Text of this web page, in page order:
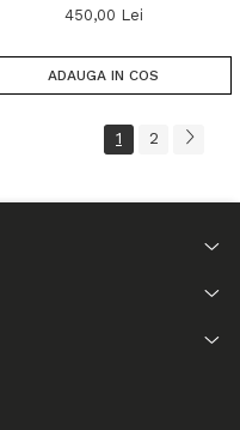
450,00 Lei
ADAUGA IN COS
1 2